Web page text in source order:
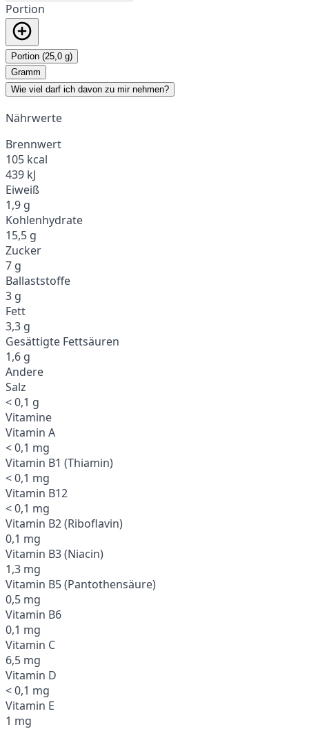
Portion
Portion (25,0 g)
Gramm
Wie viel darf ich davon zu mir nehmen?
Nährwerte
Brennwert
105 kcal
439 kJ
Eiweiß
1,9 g
Kohlenhydrate
15,5 g
Zucker
7 g
Ballaststoffe
3 g
Fett
3,3 g
Gesättigte Fettsäuren
1,6 g
Andere
Salz
< 0,1 g
Vitamine
Vitamin A
< 0,1 mg
Vitamin B1 (Thiamin)
< 0,1 mg
Vitamin B12
< 0,1 mg
Vitamin B2 (Riboflavin)
0,1 mg
Vitamin B3 (Niacin)
1,3 mg
Vitamin B5 (Pantothensäure)
0,5 mg
Vitamin B6
0,1 mg
Vitamin C
6,5 mg
Vitamin D
< 0,1 mg
Vitamin E
1 mg